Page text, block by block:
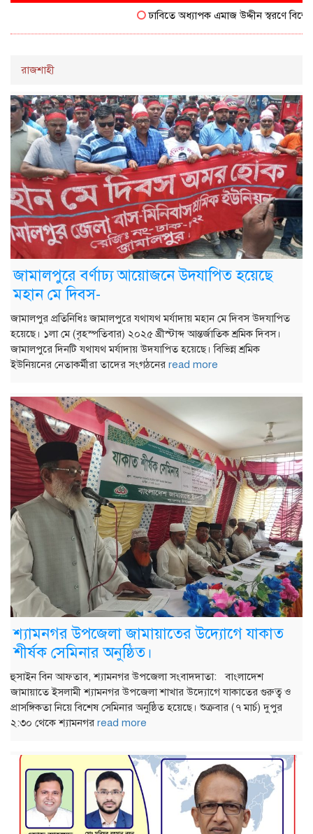
ঢাবিতে অধ্যাপক এমাজ উদ্দীন স্বরণে
রাজশাহী
জামালপুরে বর্ণাঢ্য আয়োজনে উদযাপিত হয়েছে
মহান মে দিবস-
জামালপুর প্রতিনিধিঃ জামালপুরে যথাযথ মর্যাদায় মহান মে দিবস উদযাপিত
হয়েছে। ১লা মে (বৃহস্পতিবার) ২০২৫ খ্রীস্টাব্দ আন্তর্জাতিক শ্রমিক দিবস।
জামালপুরে দিনটি যথাযথ মর্যাদায় উদযাপিত হয়েছে। বিভিন্ন শ্রমিক
ইউনিয়নের নেতাকর্মীরা তাদের সংগঠনের read more
শ্যামনগর উপজেলা জামায়াতের উদ্যোগে যাকাত
শীর্ষক সেমিনার অনুষ্ঠিত।
হুসাইন বিন আফতাব, শ্যামনগর উপজেলা সংবাদদাতা: বাংলাদেশ
জামায়াতে ইসলামী শ্যামনগর উপজেলা শাখার উদ্যোগে যাকাতের গুরুত্ব ও
প্রাসঙ্গিকতা নিয়ে বিশেষ সেমিনার অনুষ্ঠিত হয়েছে। শুক্রবার (৭ মার্চ) দুপুর
২:৩০ থেকে শ্যামনগর read more